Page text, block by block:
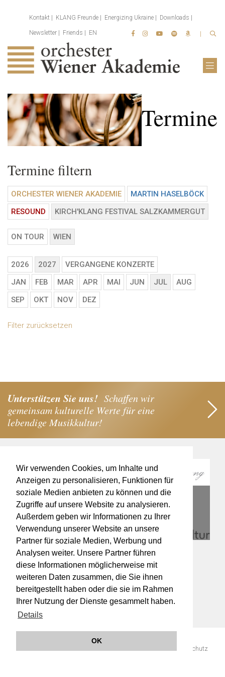
Wir verwenden Cookies, um Inhalte und
Anzeigen zu personalisieren, Funktionen für
soziale Medien anbieten zu können und die
Zugriffe auf unsere Website zu analysieren.
Außerdem geben wir Informationen zu Ihrer
Verwendung unserer Website an unsere
Partner für soziale Medien, Werbung und
Analysen weiter. Unsere Partner führen
diese Informationen möglicherweise mit
weiteren Daten zusammen, die Sie ihnen
bereitgestellt haben oder die sie im Rahmen
Ihrer Nutzung der Dienste gesammelt haben.
Details
OK
Kontakt KLANG Freunde Energizing Ukraine Downloads
Newsletter Friends EN
Termine
Termine filtern
ORCHESTER WIENER AKADEMIE
MARTIN HASELBÖCK
RESOUND
KIRCH'KLANG FESTIVAL SALZKAMMERGUT
ON TOUR WIEN
2026 2027
VERGANGENE KONZERTE
JAN
FEB MAR APR MAI JUN JUL
AUG
SEP
OKT NOV DEZ
Filter zurücksetzen
Unterstützen Sie uns! Schaffen wir
gemeinsam kulturelle Werte für eine
lebendige Musikkultur!
Datenschutz